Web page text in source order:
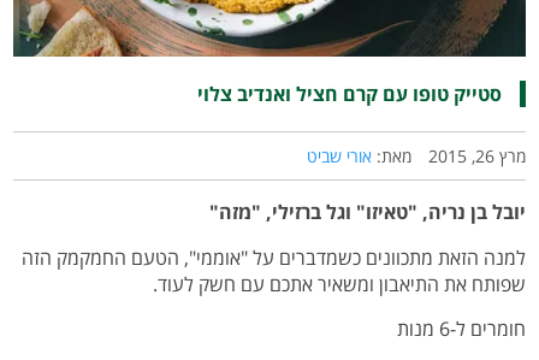
סטייק טופו עם קרם חציל ואנדיב צלוי
מרץ 26, 2015 מאת: אורי שביט
יובל בן נריה, "טאיזו" וגל ברזילי, "מזה"
למנה הזאת מתכוונים כשמדברים על "אוממי", הטעם החמקמק הזה
שפותח את התיאבון ומשאיר אתכם עם חשק לעוד.
חומרים ל-6 מנות